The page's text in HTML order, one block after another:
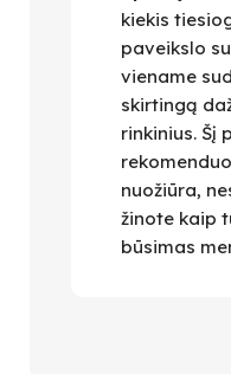
kiekis
paveikslo
viename
skirtingą
rinkinius. Šį
nuožiūra,
žinote kaip
būsimas